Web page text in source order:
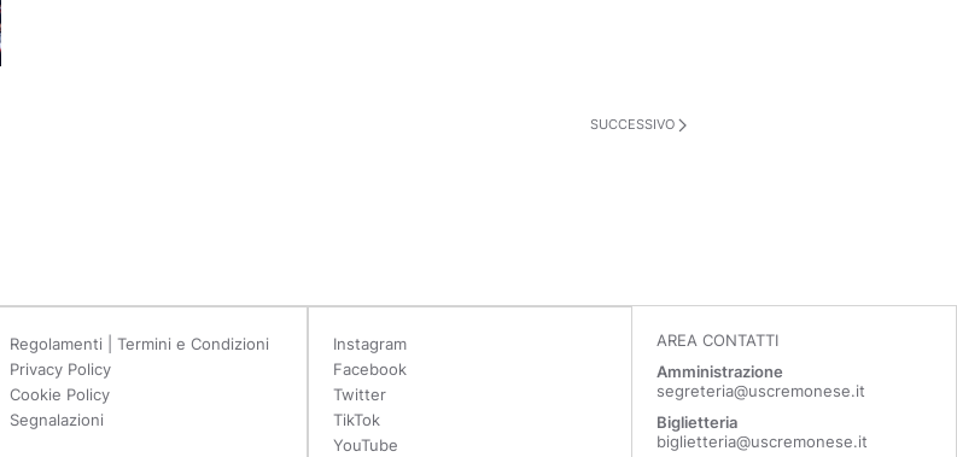
SUCCESSIVO
Regolamenti | Termini e Condizioni
Privacy Policy
Cookie Policy
Segnalazioni
Instagram
Facebook
Twitter
TikTok
YouTube
AREA CONTATTI
Amministrazione
segreteria@uscremonese.it
Biglietteria
biglietteria@uscremonese.it